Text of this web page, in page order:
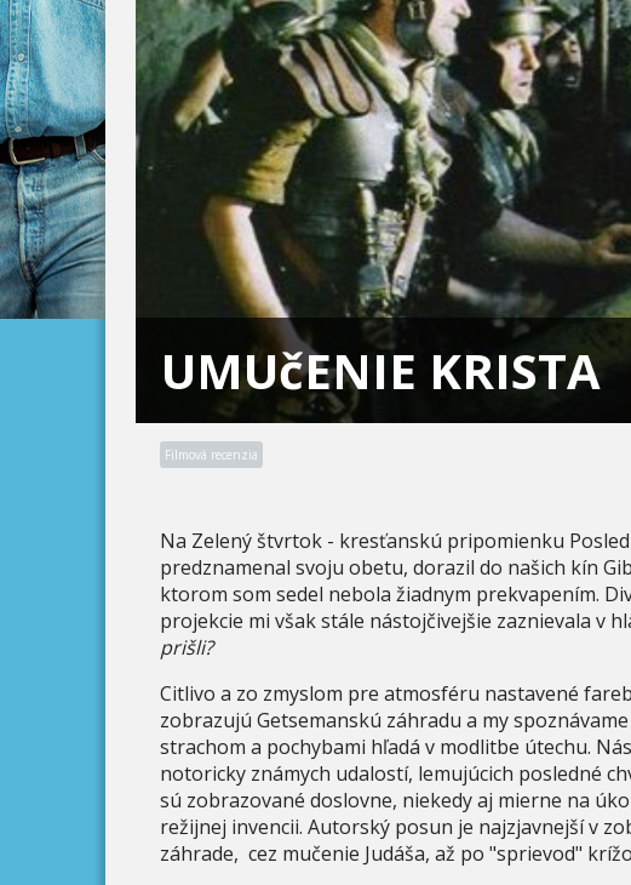
UMUčENIE KRISTA
Filmová recenzia
Na Zelený štvrtok - kresťanskú pripomienku
predznamenal svoju obetu, dorazil do našich kín
ktorom som sedel nebola žiadnym prekvapením.
projekcie mi však stále nástojčivejšie zaznievala v
prišli?
Citlivo a zo zmyslom pre atmosféru nastavené
zobrazujú Getsemanskú záhradu a my
strachom a pochybami hľadá v modlitbe útechu.
notoricky známych udalostí, lemujúcich posledné
sú zobrazované doslovne, niekedy aj mierne na
režijnej invencii. Autorský posun je najzjavnejší v
záhrade, cez mučenie Judáša, až po "sprievod"